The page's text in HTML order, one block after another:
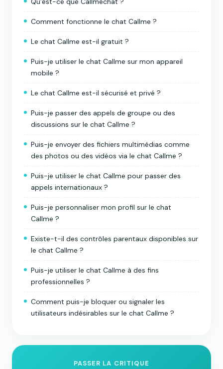
Comment fonctionne le chat Callme ?
Le chat Callme est-il gratuit ?
Puis-je utiliser le chat Callme sur mon appareil
mobile ?
Le chat Callme est-il sécurisé et privé ?
Puis-je passer des appels de groupe ou des
discussions sur le chat Callme ?
Puis-je envoyer des fichiers multimédias comme
des photos ou des vidéos via le chat Callme ?
Puis-je utiliser le chat Callme pour passer des
appels internationaux ?
Puis-je personnaliser mon profil sur le chat
Callme ?
Existe-t-il des contrôles parentaux disponibles sur
le chat Callme ?
Puis-je utiliser le chat Callme à des fins
professionnelles ?
Comment puis-je bloquer ou signaler les
utilisateurs indésirables sur le chat Callme ?
PASSER LA CRITIQUE